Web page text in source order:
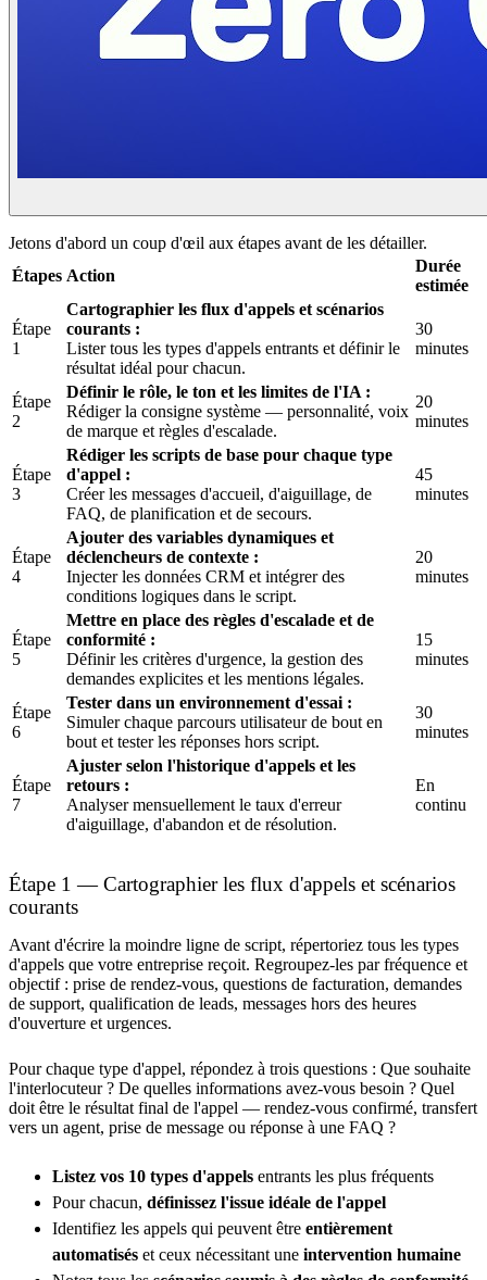
Jetons d'abord un coup d'œil aux étapes avant de les détailler.
Étapes Action
Durée
estimée
Étape
1
Cartographier les flux d'appels et scénarios
courants :
Lister tous les types d'appels entrants et définir le
résultat idéal pour chacun.
30
minutes
Étape
2
Définir le rôle, le ton et les limites de l'IA :
Rédiger la consigne système — personnalité, voix
de marque et règles d'escalade.
20
minutes
Étape
3
Rédiger les scripts de base pour chaque type
d'appel :
Créer les messages d'accueil, d'aiguillage, de
FAQ, de planification et de secours.
45
minutes
Étape
4
Ajouter des variables dynamiques et
déclencheurs de contexte :
Injecter les données CRM et intégrer des
conditions logiques dans le script.
20
minutes
Étape
5
Mettre en place des règles d'escalade et de
conformité :
Définir les critères d'urgence, la gestion des
demandes explicites et les mentions légales.
15
minutes
Étape
6
Tester dans un environnement d'essai :
Simuler chaque parcours utilisateur de bout en
bout et tester les réponses hors script.
30
minutes
Étape
7
Ajuster selon l'historique d'appels et les
retours :
Analyser mensuellement le taux d'erreur
d'aiguillage, d'abandon et de résolution.
En
continu
Étape 1 — Cartographier les flux d'appels et scénarios
courants
Avant d'écrire la moindre ligne de script, répertoriez tous les types
d'appels que votre entreprise reçoit. Regroupez-les par fréquence et
objectif : prise de rendez-vous, questions de facturation, demandes
de support, qualification de leads, messages hors des heures
d'ouverture et urgences.
Pour chaque type d'appel, répondez à trois questions : Que souhaite
l'interlocuteur ? De quelles informations avez-vous besoin ? Quel
doit être le résultat final de l'appel — rendez-vous confirmé, transfert
vers un agent, prise de message ou réponse à une FAQ ?
Listez vos 10 types d'appels entrants les plus fréquents
Pour chacun, définissez l'issue idéale de l'appel
Identifiez les appels qui peuvent être entièrement
automatisés et ceux nécessitant une intervention humaine